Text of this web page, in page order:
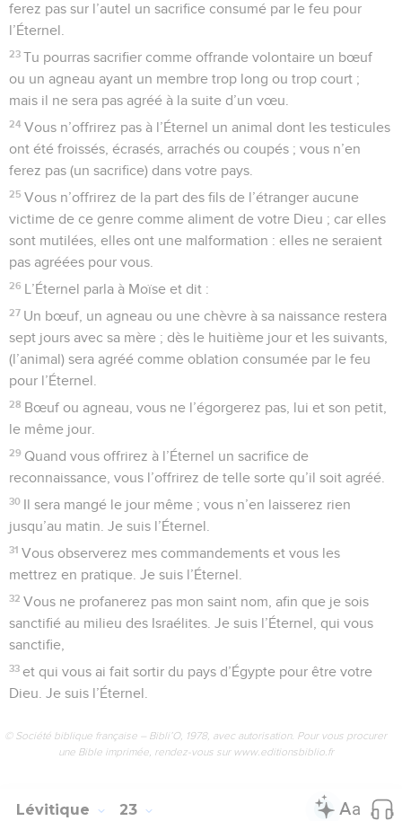
ferez pas sur l’autel un sacrifice consumé par le feu pour
l’Éternel.
23 Tu pourras sacrifier comme offrande volontaire un bœuf
ou un agneau ayant un membre trop long ou trop court ;
mais il ne sera pas agréé à la suite d’un vœu.
24 Vous n’offrirez pas à l’Éternel un animal dont les testicules
ont été froissés, écrasés, arrachés ou coupés ; vous n’en
ferez pas (un sacrifice) dans votre pays.
25 Vous n’offrirez de la part des fils de l’étranger aucune
victime de ce genre comme aliment de votre Dieu ; car elles
sont mutilées, elles ont une malformation : elles ne seraient
pas agréées pour vous.
26 L’Éternel parla à Moïse et dit :
27 Un bœuf, un agneau ou une chèvre à sa naissance restera
sept jours avec sa mère ; dès le huitième jour et les suivants,
(l’animal) sera agréé comme oblation consumée par le feu
pour l’Éternel.
28 Bœuf ou agneau, vous ne l’égorgerez pas, lui et son petit,
le même jour.
29 Quand vous offrirez à l’Éternel un sacrifice de
reconnaissance, vous l’offrirez de telle sorte qu’il soit agréé.
30 Il sera mangé le jour même ; vous n’en laisserez rien
jusqu’au matin. Je suis l’Éternel.
31 Vous observerez mes commandements et vous les
mettrez en pratique. Je suis l’Éternel.
32 Vous ne profanerez pas mon saint nom, afin que je sois
sanctifié au milieu des Israélites. Je suis l’Éternel, qui vous
sanctifie,
33 et qui vous ai fait sortir du pays d’Égypte pour être votre
Dieu. Je suis l’Éternel.
© Société biblique française – Bibli’O, 1978, avec autorisation. Pour vous procurer
une Bible imprimée, rendez-vous sur www.editionsbiblio.fr
Lévitique 23